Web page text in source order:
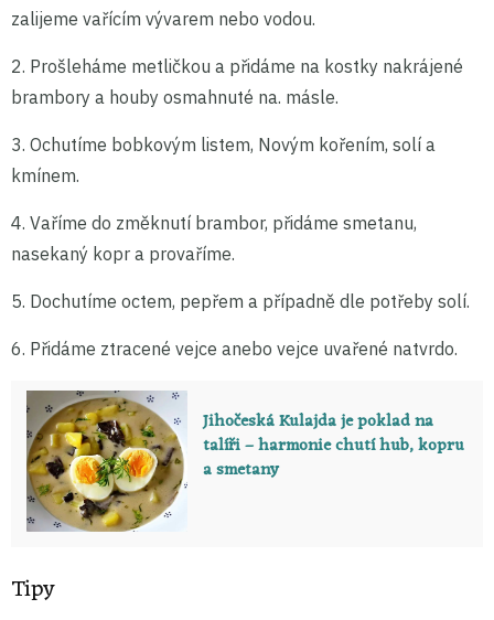
zalijeme vařícím vývarem nebo vodou.
2. Prošleháme metličkou a přidáme na kostky nakrájené
brambory a houby osmahnuté na. másle.
3. Ochutíme bobkovým listem, Novým kořením, solí a
kmínem.
4. Vaříme do změknutí brambor, přidáme smetanu,
nasekaný kopr a provaříme.
5. Dochutíme octem, pepřem a případně dle potřeby solí.
6. Přidáme ztracené vejce anebo vejce uvařené natvrdo.
Jihočeská Kulajda je poklad na
talíři – harmonie chutí hub, kopru
a smetany
Tipy